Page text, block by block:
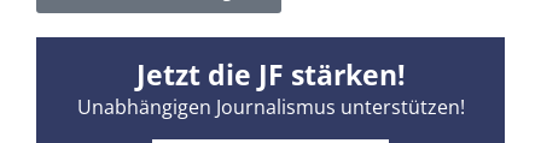
Jetzt die JF stärken!
Unabhängigen Journalismus unterstützen!